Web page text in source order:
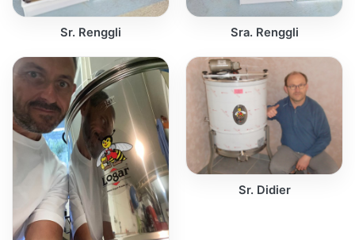
Sr. Renggli Sra. Renggli
Sr. Didier